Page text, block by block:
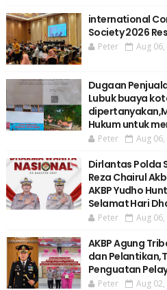
international
Society 2026
Peter Aug
Dugaan
Lubuk buaya
Hukum untuk
Peter Aug
Dirlantas Polda
Reza Chairul
AKBP Yudho
Selamat Hari
Peter Aug
AKBP Agung
dan
Penguatan
Peter Aug